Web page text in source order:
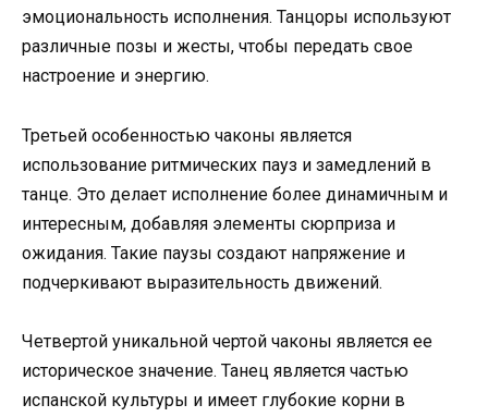
эмоциональность исполнения. Танцоры используют
различные позы и жесты, чтобы передать свое
настроение и энергию.
Третьей особенностью чаконы является
использование ритмических пауз и замедлений в
танце. Это делает исполнение более динамичным и
интересным, добавляя элементы сюрприза и
ожидания. Такие паузы создают напряжение и
подчеркивают выразительность движений.
Четвертой уникальной чертой чаконы является ее
историческое значение. Танец является частью
испанской культуры и имеет глубокие корни в